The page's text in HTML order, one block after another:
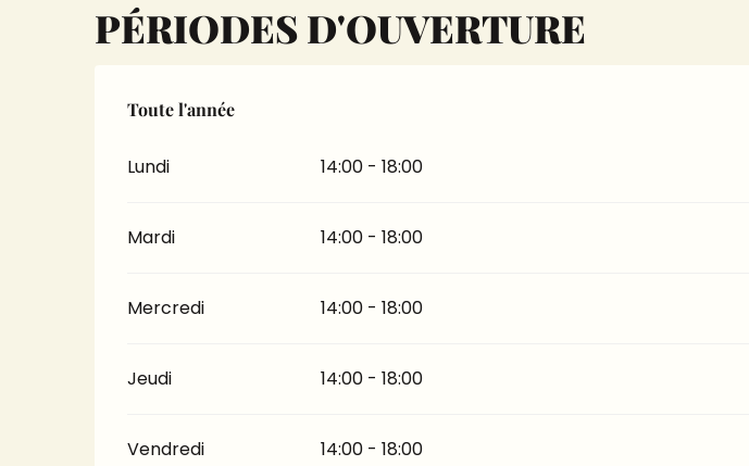
PÉRIODES D'OUVERTURE
Toute l'année
Toute l'année
Lundi 14:00 - 18:00
Mardi 14:00 - 18:00
Mercredi 14:00 - 18:00
Jeudi 14:00 - 18:00
Vendredi 14:00 - 18:00